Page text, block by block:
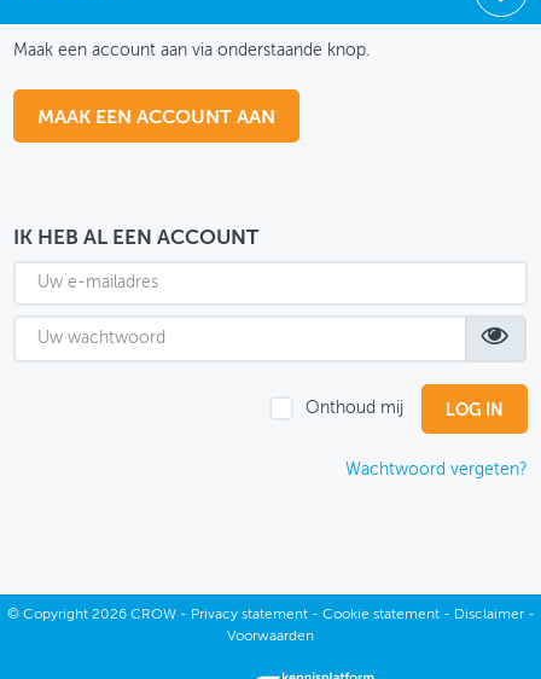
THEMASITES
MIJN PROFIEL
GEBRUIKER
Maak een account aan via onderstaande knop.
MAAK EEN ACCOUNT AAN
IK HEB AL EEN ACCOUNT
Onthoud mij
Wachtwoord vergeten?
© Copyright2026 CROW - Privacy statement- Cookie statement- Disclaimer-
Voorwaarden